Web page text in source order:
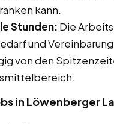
kann.
Stunden: Die
und
von den
in Löwenberger